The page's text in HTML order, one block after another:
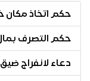
حكم اتخاذ
حكم التصرف
دعاء لانفراج